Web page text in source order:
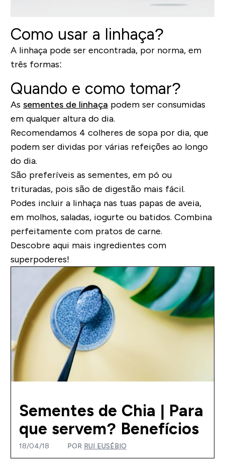
Como usar a linhaça?
A linhaça pode ser encontrada, por norma, em
três formas:
Quando e como tomar?
As sementes de linhaça podem ser consumidas
em qualquer altura do dia.
Recomendamos 4 colheres de sopa por dia, que
podem ser dividas por várias refeições ao longo
do dia.
São preferíveis as sementes, em pó ou
trituradas, pois são de digestão mais fácil.
Podes incluir a linhaça nas tuas papas de aveia,
em molhos, saladas, iogurte ou batidos. Combina
perfeitamente com pratos de carne.
Descobre aqui mais ingredientes com
superpoderes!
Sementes de Chia | Para
que servem? Benefícios
18/04/18 POR RUI EUSÉBIO